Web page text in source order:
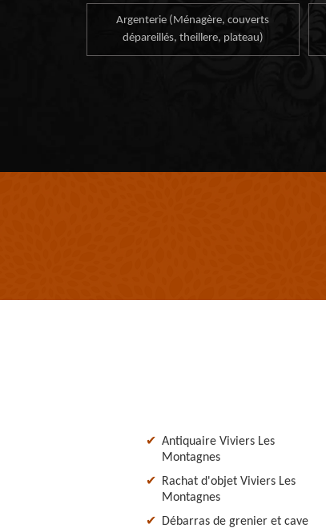
Argenterie (Ménagère, couverts
dépareillés, theillere, plateau)
Antiquaire Viviers Les
Montagnes
Rachat d'objet Viviers Les
Montagnes
Débarras de grenier et cave